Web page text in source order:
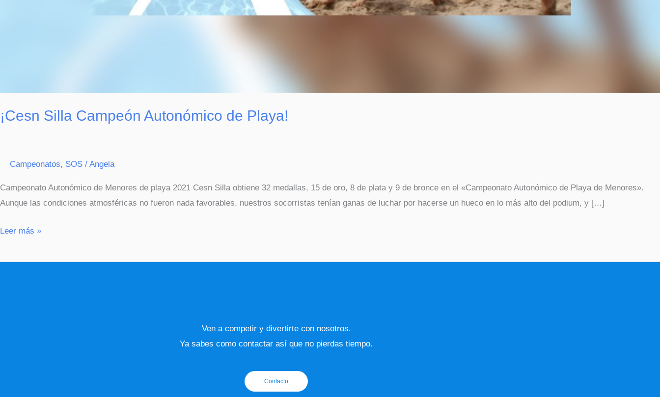
¡Cesn Silla Campeón Autonómico de Playa!
Campeonatos, SOS / Angela
Campeonato Autonómico de Menores de playa 2021 Cesn Silla obtiene 32 medallas, 15 de oro, 8 de plata y 9 de bronce en el «Campeonato Autonómico de Playa de Menores».
Aunque las condiciones atmosféricas no fueron nada favorables, nuestros socorristas tenían ganas de luchar por hacerse un hueco en lo más alto del podium, y […]
Leer más »
Ven a competir y divertirte con nosotros.
Ya sabes como contactar así que no pierdas tiempo.
Contacto